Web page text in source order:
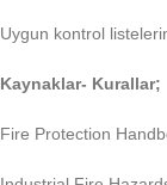
Uygun kontrol
Kaynaklar- Kurallar;
Fire Protection